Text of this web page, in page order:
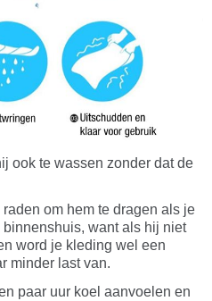
ook te wassen zonder dat de
om hem te dragen als je
want als hij niet
word je kleding wel een
minder last van.
paar uur koel aanvoelen en